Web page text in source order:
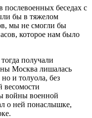
беседах с
бы в тяжелом
мы не смогли бы
которое нам было
получали
Москва лишалась
и толуола, без
весомости
войны военной
о ней понаслышке,